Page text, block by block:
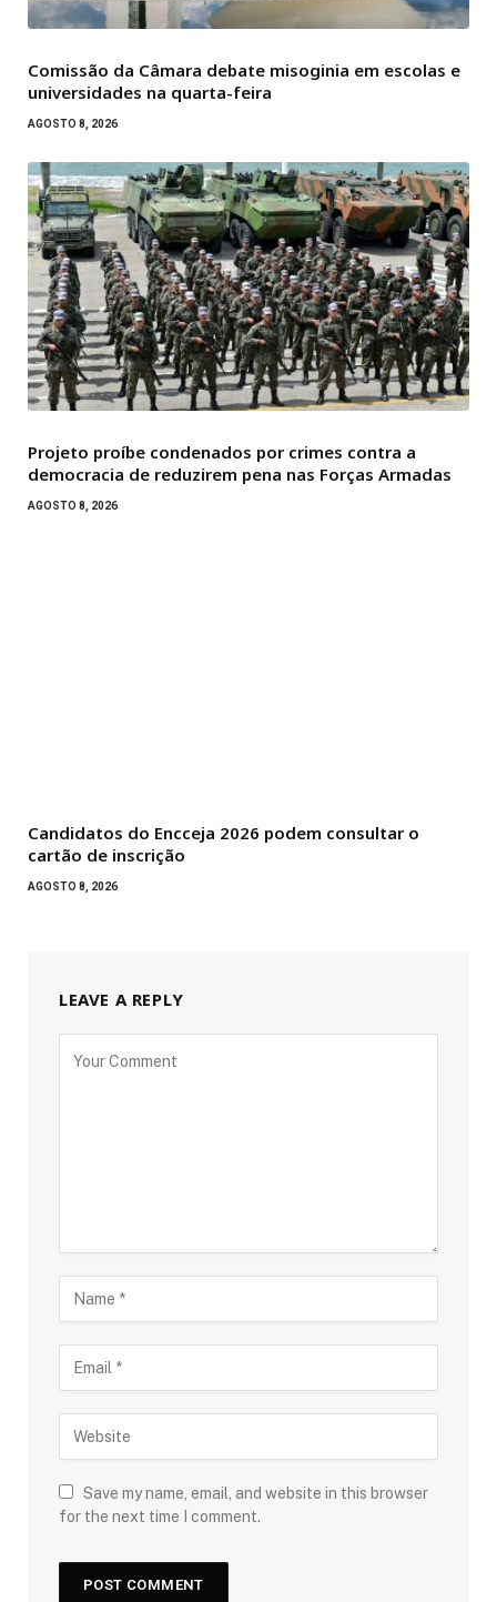
Comissão da Câmara debate misoginia em escolas e
universidades na quarta-feira
AGOSTO 8, 2026
Projeto proíbe condenados por crimes contra a
democracia de reduzirem pena nas Forças Armadas
AGOSTO 8, 2026
Candidatos do Encceja 2026 podem consultar o
cartão de inscrição
AGOSTO 8, 2026
LEAVE A REPLY
Save my name, email, and website in this browser
for the next time I comment.